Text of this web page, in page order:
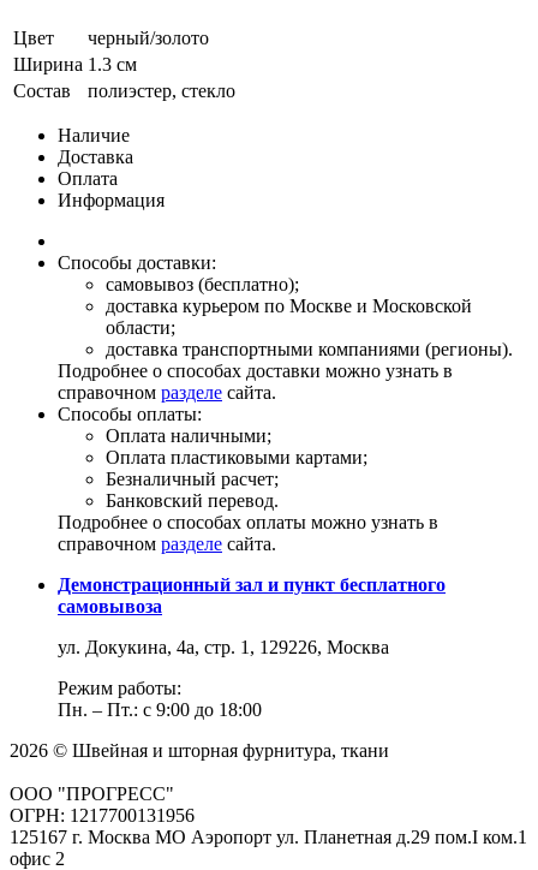
Цвет
черный/золото
Ширина 1.3 см
Состав
полиэстер, стекло
Наличие
Доставка
Оплата
Информация
Способы доставки:
самовывоз (бесплатно);
доставка курьером по Москве и Московской
области;
доставка транспортными компаниями (регионы).
Подробнее о способах доставки можно узнать в
справочном разделе сайта.
Способы оплаты:
Оплата наличными;
Оплата пластиковыми картами;
Безналичный расчет;
Банковский перевод.
Подробнее о способах оплаты можно узнать в
справочном разделе сайта.
Демонстрационный зал и пункт бесплатного
самовывоза
ул. Докукина, 4а, стр. 1, 129226, Москва
Режим работы:
Пн. – Пт.: с 9:00 до 18:00
2026 © Швейная и шторная фурнитура, ткани
ООО "ПРОГРЕСС"
ОГРН: 1217700131956
125167 г. Москва МО Аэропорт ул. Планетная д.29 пом.I ком.1
офис 2